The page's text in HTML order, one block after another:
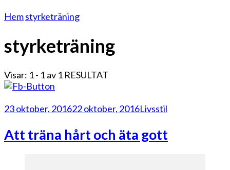
Hemstyrketräning
styrketräning
Visar: 1 - 1 av 1 RESULTAT
23 oktober, 201622 oktober, 2016Livsstil
Att träna hårt och äta gott